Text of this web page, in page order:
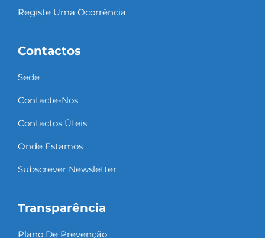
Registe Uma Ocorrência
Contactos
Sede
Contacte-Nos
Contactos Úteis
Onde Estamos
Subscrever Newsletter
Transparência
Plano De Prevenção